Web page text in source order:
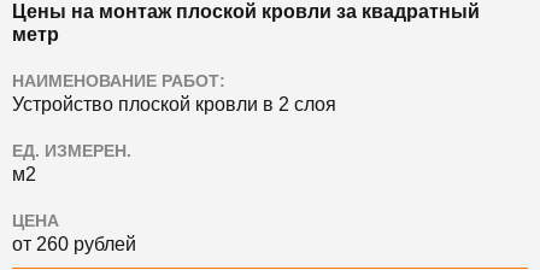
Цены на монтаж плоской кровли за квадратный
метр
НАИМЕНОВАНИЕ РАБОТ:
Устройство плоской кровли в 2 слоя
ЕД. ИЗМЕРЕН.
м2
ЦЕНА
от 260 рублей